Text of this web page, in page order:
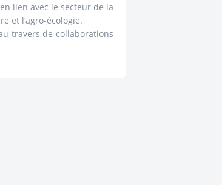
lien avec le secteur de la
et l’agro-écologie.
travers de collaborations